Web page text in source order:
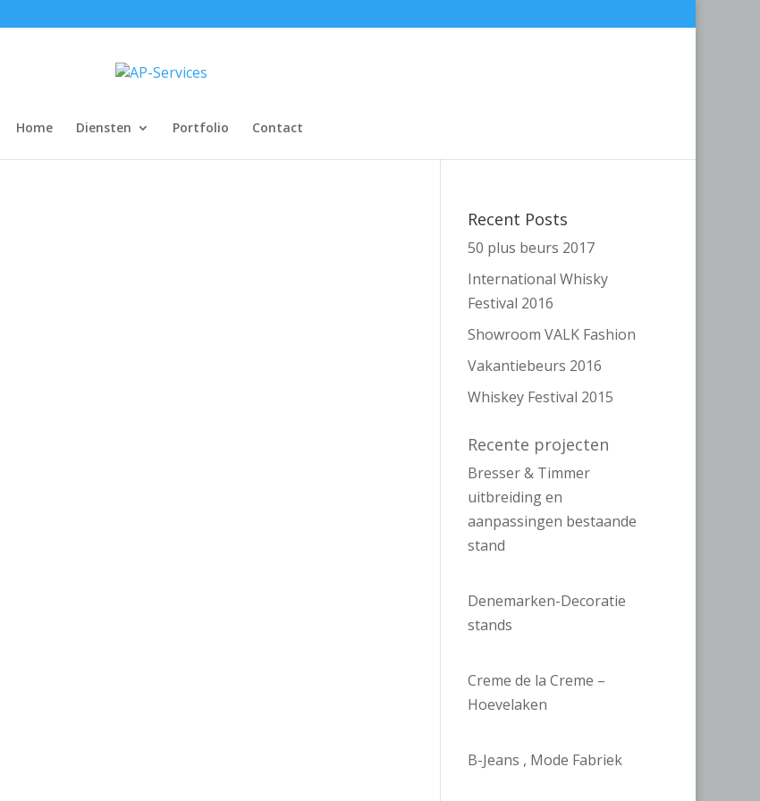
Home Diensten Portfolio Contact
Recent Posts
50 plus beurs 2017
International Whisky
Festival 2016
Showroom VALK Fashion
Vakantiebeurs 2016
Whiskey Festival 2015
Recente projecten
Bresser & Timmer
uitbreiding en
aanpassingen bestaande
stand
Denemarken-Decoratie
stands
Creme de la Creme –
Hoevelaken
B-Jeans , Mode Fabriek